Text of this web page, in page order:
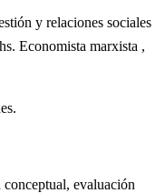
y relaciones sociales
Economista marxista ,
evaluación